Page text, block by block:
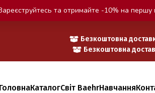
Безкоштовна
Безкоштовна
ГоловнаКаталогСвіт BaehrНавчання
та отримайте -10% на першу